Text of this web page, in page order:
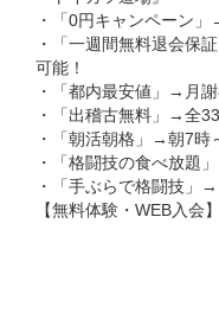
・「0円キャンペーン
・「一週間無料退会保
可能！
・「都内最安値」→月謝
・「出稽古無料」→全
・「朝活朝格」→朝7時
・「格闘技の食べ放題
・「手ぶらで格闘技」
【無料体験・WEB入会